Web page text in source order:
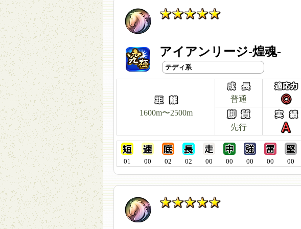
アイアンリージ-煌魂-
テディ系
1600m〜2500m
普通
先行
01 00 02 02 00 00 00 00 00